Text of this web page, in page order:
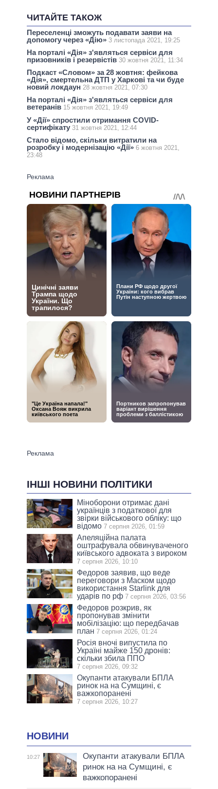
ЧИТАЙТЕ ТАКОЖ
Переселенці зможуть подавати заяви на
допомогу через «Дію» 3 листопада 2021, 19:25
На порталі «Дія» з'являться сервіси для
призовників і резервістів 30 жовтня 2021, 11:34
Подкаст «Словом» за 28 жовтня: фейкова
«Дія», смертельна ДТП у Харкові та чи буде
новий локдаун 28 жовтня 2021, 07:30
На порталі «Дія» з'являться сервіси для
ветеранів 15 жовтня 2021, 19:49
У «Дії» спростили отримання COVID-
сертифікату 31 жовтня 2021, 12:44
Стало відомо, скільки витратили на
розробку і модернізацію «Дії» 6 жовтня 2021,
23:48
ІНШІ НОВИНИ ПОЛІТИКИ
Міноборони отримає дані
українців з податкової для
звірки військового обліку: що
відомо 7 серпня 2026, 01:59
Апеляційна палата
оштрафувала обвинуваченого
київського адвоката з вироком
7 серпня 2026, 10:10
Федоров заявив, що веде
переговори з Маском щодо
використання Starlink для
ударів по рф 7 серпня 2026, 03:56
Федоров розкрив, як
пропонував змінити
мобілізацію: що передбачав
план 7 серпня 2026, 01:24
Росія вночі випустила по
Україні майже 150 дронів:
скільки збила ППО
7 серпня 2026, 09:32
Окупанти атакували БПЛА
ринок на на Сумщині, є
важкопоранені
7 серпня 2026, 10:27
НОВИНИ
10:27
Окупанти атакували БПЛА
ринок на на Сумщині, є
важкопоранені